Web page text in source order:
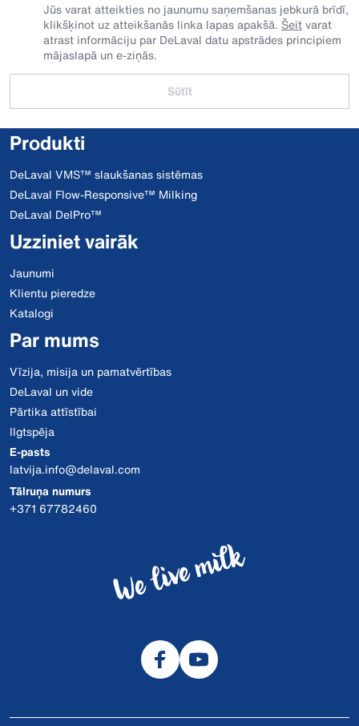
Jūs varat atteikties no jaunumu saņemšanas jebkurā brīdī,
klikšķinot uz atteikšanās linka lapas apakšā. Šeitvarat
atrast informāciju par DeLaval datu apstrādes principiem
mājaslapā un e-ziņās.
Sūtīt
Produkti
DeLaval VMS™ slaukšanas sistēmas
DeLaval Flow-Responsive™ Milking
DeLaval DelPro™
Uzziniet vairāk
Jaunumi
Klientu pieredze
Katalogi
Par mums
Vīzija, misija un pamatvērtības
DeLaval un vide
Pārtika attīstībai
Ilgtspēja
E-pasts
latvija.info@delaval.com
Tālruņa numurs
+371 67782460